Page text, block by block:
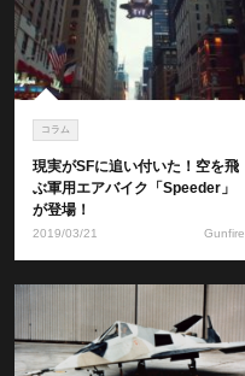
コラム
現実がSFに追い付いた！空を飛
ぶ軍用エアバイク「Speeder」
が登場！
2019/03/21 Gunfire